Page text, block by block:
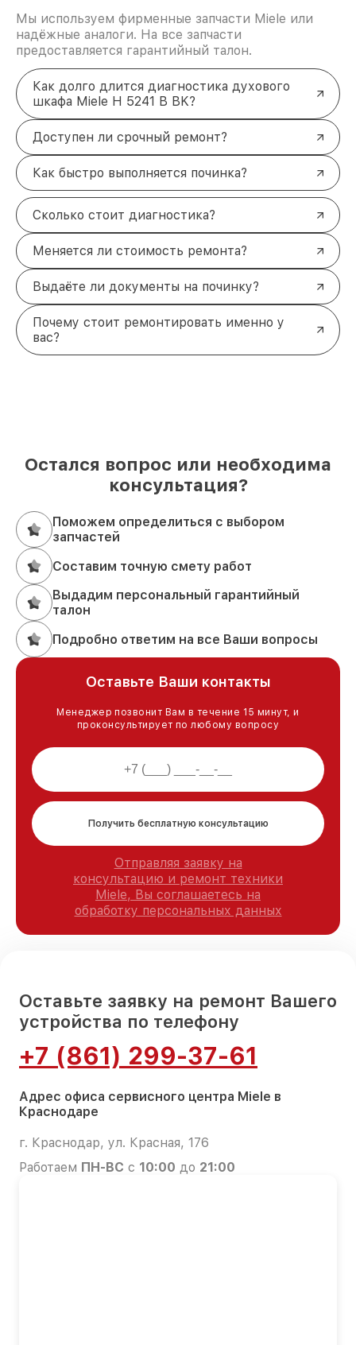
Мы используем фирменные запчасти Miele или
надёжные аналоги. На все запчасти
предоставляется гарантийный талон.
Как долго длится диагностика духового
шкафа Miele H 5241 B BK?
Доступен ли срочный ремонт?
Как быстро выполняется починка?
Сколько стоит диагностика?
Меняется ли стоимость ремонта?
Выдаёте ли документы на починку?
Почему стоит ремонтировать именно у
вас?
Остался вопрос или необходима
консультация?
Поможем определиться с выбором
запчастей
Составим точную смету работ
Выдадим персональный гарантийный
талон
Подробно ответим на все Ваши вопросы
Оставьте Ваши контакты
Менеджер позвонит Вам в течение 15 минут, и
проконсультирует по любому вопросу
Получить бесплатную консультацию
Отправляя заявку на
консультацию и ремонт техники
Miele, Вы соглашаетесь на
обработку персональных данных
Оставьте заявку на ремонт Вашего
устройства по телефону
+7 (861) 299-37-61
Адрес офиса сервисного центра Miele в
Краснодаре
г. Краснодар, ул. Красная, 176
Работаем ПН-ВС с 10:00 до 21:00